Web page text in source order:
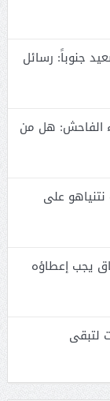
جنوباً: رسائل
الفاحش: هل من
نتنياهو على
يجب إعطاؤه
لتبقى